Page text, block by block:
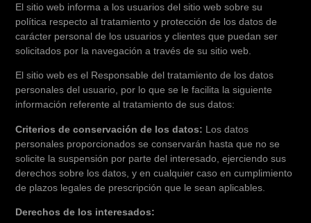
El sitio web informa a los usuarios del sitio web sobre su
política respecto al tratamiento y protección de los datos de
carácter personal de los usuarios y clientes que puedan ser
solicitados por la navegación a través de su sitio web.
El sitio web es el Responsable del tratamiento de los datos
personales del usuario, por lo que se le facilita la siguiente
información referente al tratamiento de sus datos:
Criterios de conservación de los datos: Los datos
personales proporcionados se conservarán hasta que no se
solicite la suspensión por parte del interesado, ejerciendo sus
derechos sobre los datos, y en cualquier caso en cumplimiento
de plazos legales de prescripción que le sean aplicables.
Derechos de los interesados: